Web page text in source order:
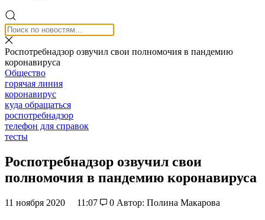
Роспотребнадзор озвучил свои полномочия в пандемию
коронавируса
Общество
горячая линия
коронавирус
куда обращаться
роспотребнадзор
телефон для справок
тесты
Роспотребнадзор озвучил свои
полномочия в пандемию коронавируса
11 ноября 2020 11:07 0 Автор: Полина Макарова